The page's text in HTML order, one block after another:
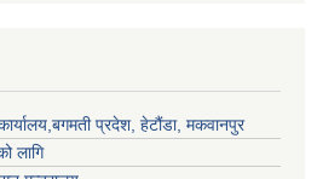
प्रदेश, हेटौंडा, मकवानपुर
लागि